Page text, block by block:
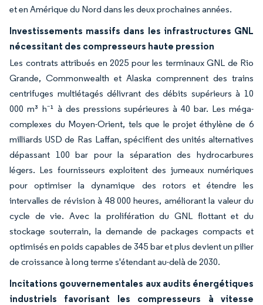
et en Amérique du Nord dans les deux prochaines années.
Investissements massifs dans les infrastructures GNL
nécessitant des compresseurs haute pression
Les contrats attribués en 2025 pour les terminaux GNL de Rio
Grande, Commonwealth et Alaska comprennent des trains
centrifuges multiétagés délivrant des débits supérieurs à 10
000 m³ h⁻¹ à des pressions supérieures à 40 bar. Les méga-
complexes du Moyen-Orient, tels que le projet éthylène de 6
milliards USD de Ras Laffan, spécifient des unités alternatives
dépassant 100 bar pour la séparation des hydrocarbures
légers. Les fournisseurs exploitent des jumeaux numériques
pour optimiser la dynamique des rotors et étendre les
intervalles de révision à 48 000 heures, améliorant la valeur du
cycle de vie. Avec la prolifération du GNL flottant et du
stockage souterrain, la demande de packages compacts et
optimisés en poids capables de 345 bar et plus devient un pilier
de croissance à long terme s'étendant au-delà de 2030.
Incitations gouvernementales aux audits énergétiques
industriels favorisant les compresseurs à vitesse